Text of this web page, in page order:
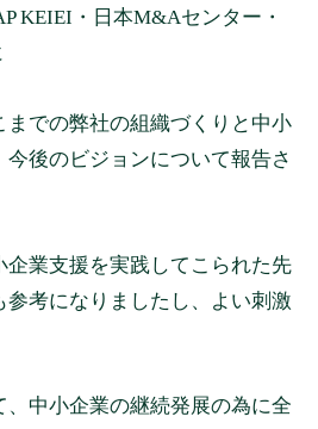
KEIEI・日本M&Aセンター・
での弊社の組織づくりと中小
後のビジョンについて報告さ
業支援を実践してこられた先
考になりましたし、よい刺激
中小企業の継続発展の為に全